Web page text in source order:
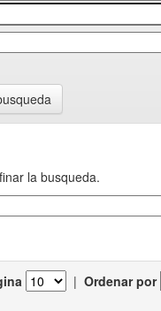
la busqueda.
| Ordenar por